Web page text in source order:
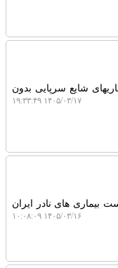
شایع سرپایی بدون
۱۴۰۵/۰۳/۱۷ ۱۹:۳۳:۴۹
ایران، 25 نوع بیماری جدید به لیست بیماری های نادر ایران
۱۴۰۵/۰۳/۱۶ ۱۰:۰۸:۰۹